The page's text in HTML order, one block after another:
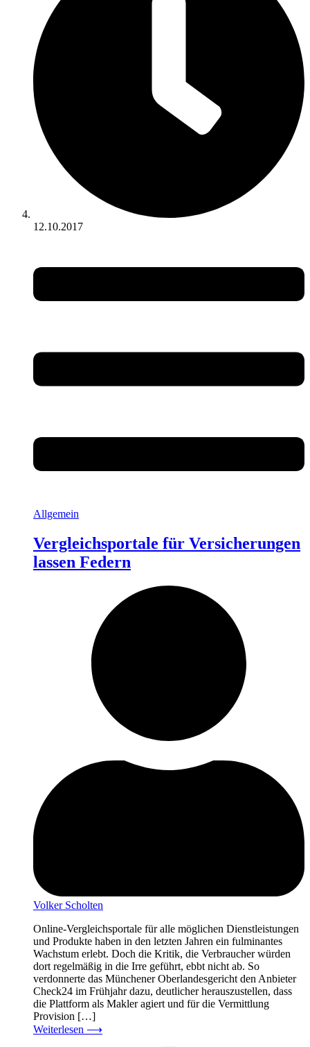
12.10.2017
Allgemein
Vergleichsportale für Versicherungen
lassen Federn
Volker Scholten
Online-Vergleichsportale für alle möglichen Dienstleistungen
und Produkte haben in den letzten Jahren ein fulminantes
Wachstum erlebt. Doch die Kritik, die Verbraucher würden
dort regelmäßig in die Irre geführt, ebbt nicht ab. So
verdonnerte das Münchener Oberlandesgericht den Anbieter
Check24 im Frühjahr dazu, deutlicher herauszustellen, dass
die Plattform als Makler agiert und für die Vermittlung
Provision […]
Weiterlesen ⟶